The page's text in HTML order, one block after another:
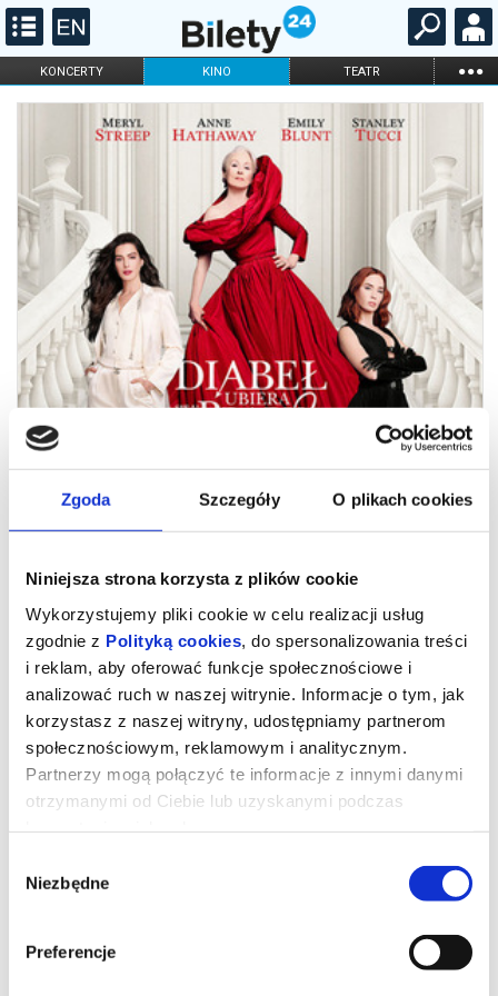
Zgoda Szczegóły O plikach cookies
Niniejsza strona korzysta z plików cookie
Wykorzystujemy pliki cookie w celu realizacji usług
zgodnie z Polityką cookies , do spersonalizowania treści
i reklam, aby oferować funkcje społecznościowe i
analizować ruch w naszej witrynie. Informacje o tym, jak
korzystasz z naszej witryny, udostępniamy partnerom
społecznościowym, reklamowym i analitycznym.
Partnerzy mogą połączyć te informacje z innymi danymi
otrzymanymi od Ciebie lub uzyskanymi podczas
zgody
Niezbędne
Preferencje
KONCERTY KINO TEATR ...
FILHARMONIA OPERA I BALET
DLA DZIECI
ONLINE KARNETY
Diabeł ubiera się u Prady 2
Miranda Priestly powraca! Dwadzieścia lat po wydarzeniach, które
biurach magazynu Runway. Meryl Streep, Anne Hathaway, Emily
Blunt oraz Stanley Tucci ponownie wcielają się w swoje ikoniczne
role, przypominając, że w świecie mody władza, ambicja i